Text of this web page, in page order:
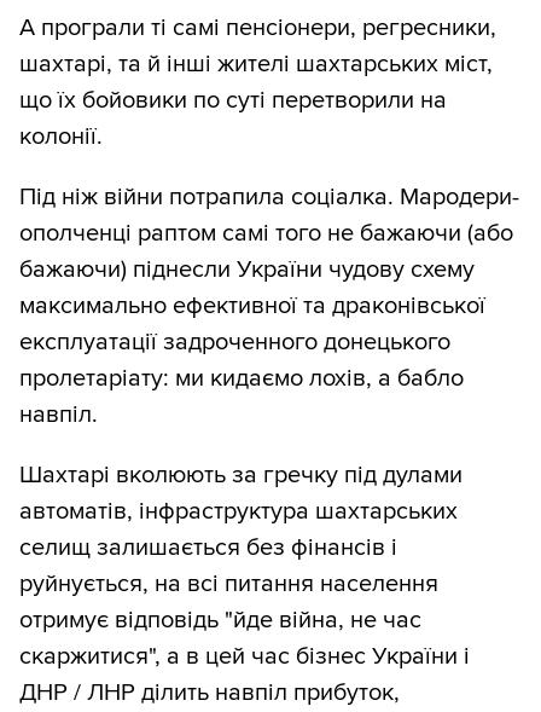
А програли ті самі пенсіонери, регресники,
шахтарі, та й інші жителі шахтарських міст,
що їх бойовики по суті перетворили на
колонії.
Під ніж війни потрапила соціалка. Мародери-
ополченці раптом самі того не бажаючи (або
бажаючи) піднесли України чудову схему
максимально ефективної та драконівської
експлуатації задроченного донецького
пролетаріату: ми кидаємо лохів, а бабло
навпіл.
Шахтарі вколюють за гречку під дулами
автоматів, інфраструктура шахтарських
селищ залишається без фінансів і
руйнується, на всі питання населення
отримує відповідь "йде війна, не час
скаржитися", а в цей час бізнес України і
ДНР / ЛНР ділить навпіл прибуток,